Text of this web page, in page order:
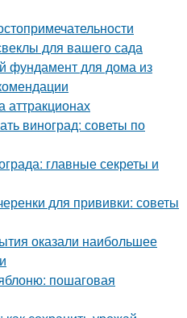
для вашего сада
фундамент для дома из
аттракционах
виноград: советы по
главные секреты и
для прививки: советы
оказали наибольшее
пошаговая